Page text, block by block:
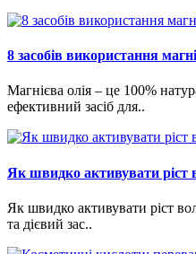
8 засобів використання
Магнієва олія – це 100%
ефективний засіб для..
Як швидко активувати ріст
Як швидко активувати ріст
та дієвий зас..